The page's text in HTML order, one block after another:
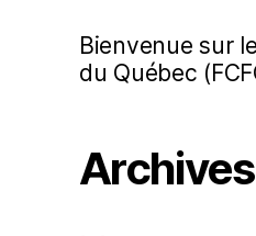
Bienvenue sur
du Québec
Archives